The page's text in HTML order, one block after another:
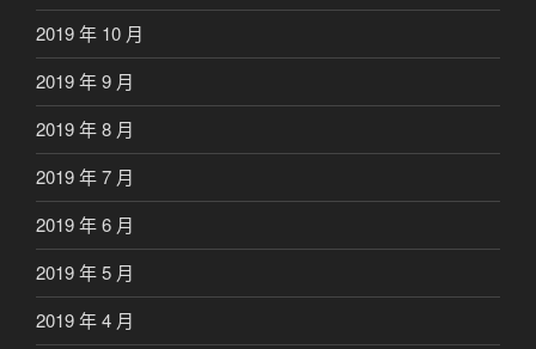
2019 年 10 月
2019 年 9 月
2019 年 8 月
2019 年 7 月
2019 年 6 月
2019 年 5 月
2019 年 4 月